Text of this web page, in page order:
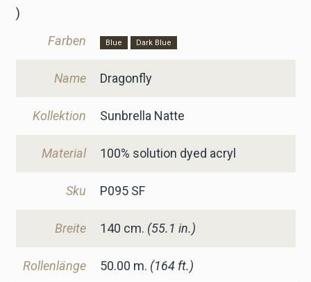
)
Farben
Blue Dark Blue
Name Dragonfly
Kollektion Sunbrella Natte
Material 100% solution dyed acryl
Sku P095 SF
Breite 140 cm. (55.1 in.)
Rollenlänge 50.00 m. (164 ft.)